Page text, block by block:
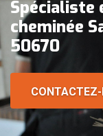
Spécialiste
cheminée
50670